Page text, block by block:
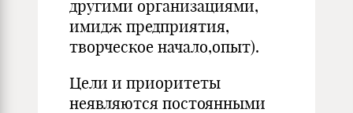
другими организациями,
имидж предприятия,
творческое начало,опыт).
Цели и приоритеты
неявляются постоянными